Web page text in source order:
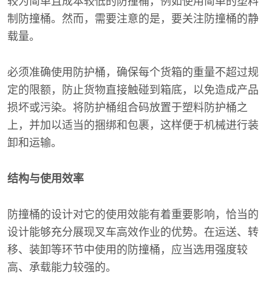
制防撞桶。然而，需要注意的是，要关注防撞桶的静
载量。
必须准确使用防护桶，确保每个货箱的重量不超过规
定的限额，防止货物直接触碰到箱底，以免造成产品
损坏或污染。将防护桶组合码放置于塑料防护桶之
上，并加以适当的捆绑和包裹，这样便于机械进行装
卸和运输。
结构与使用效率
防撞桶的设计对它的使用效能有着重要影响，恰当的
设计能够充分展现叉车高效作业的优势。在运送、转
移、装卸等环节中使用的防撞桶，应当选用强度较
高、承载能力较强的。